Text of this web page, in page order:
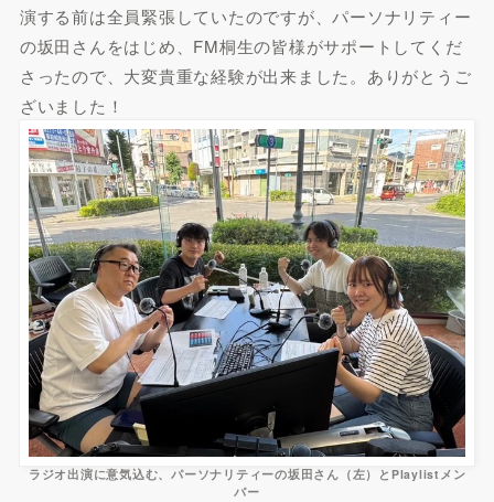
演する前は全員緊張していたのですが、パーソナリティー
の坂田さんをはじめ、FM桐生の皆様がサポートしてくだ
さったので、大変貴重な経験が出来ました。ありがとうご
ざいました！
ラジオ出演に意気込む、 パーソナリティーの坂田さん （左） と Playlistメン
バー